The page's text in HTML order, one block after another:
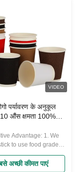
are very
in high quality line,
delivery and best
Over 50sets advance
7500 square
dust purified
workshop. Over 100
ensure quality
5.
VIDEO
पर्यावरण के अनुकूल
औंस क्षमता 100%
Advantage: 1. We
to use food grade
friendly material to
our products, they can
अच्छी कीमत पाएं